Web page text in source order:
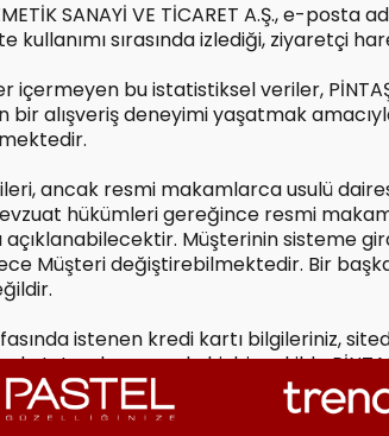
SANAYİ VE TİCARET A.Ş., e-
kullanımı sırasında izlediği, ziyaretçi
içermeyen bu istatistiksel veriler,
alışveriş deneyimi yaşatmak amacıyla
ancak resmi makamlarca usulü
hükümleri gereğince resmi
Müşterinin sisteme
Müşteri değiştirebilmektedir. Bir
istenen kredi kartı bilgileriniz,
tutmak amacıyla hiçbir şekilde
sunucularında tutulmamaktadır. Bu
A.Ş. arayüzü üzerinden banka